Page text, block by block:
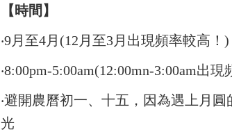
【時間】
‧9月至4月 (12月至3月出現頻率較高！)
‧8:00pm-5:00am(12:00mn-3:00am出現
‧避開農曆初一、十五，因為遇上月
光